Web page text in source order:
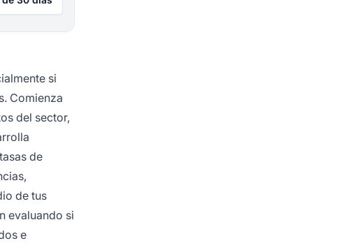
si
Comienza
del sector,
de
de tus
evaluando si
e